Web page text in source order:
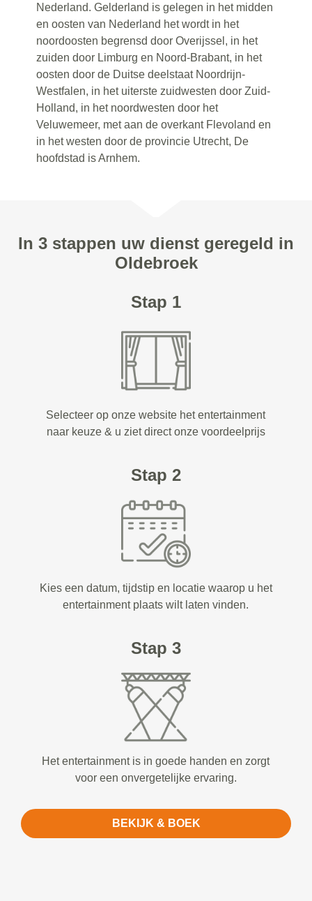
Nederland. Gelderland is gelegen in het midden
en oosten van Nederland het wordt in het
noordoosten begrensd door Overijssel, in het
zuiden door Limburg en Noord-Brabant, in het
oosten door de Duitse deelstaat Noordrijn-
Westfalen, in het uiterste zuidwesten door Zuid-
Holland, in het noordwesten door het
Veluwemeer, met aan de overkant Flevoland en
in het westen door de provincie Utrecht, De
hoofdstad is Arnhem.
In 3 stappen uw dienst geregeld in
Oldebroek
Stap 1
Selecteer op onze website het entertainment
naar keuze & u ziet direct onze voordeelprijs
Stap 2
Kies een datum, tijdstip en locatie waarop u het
entertainment plaats wilt laten vinden.
Stap 3
Het entertainment is in goede handen en zorgt
voor een onvergetelijke ervaring.
BEKIJK & BOEK